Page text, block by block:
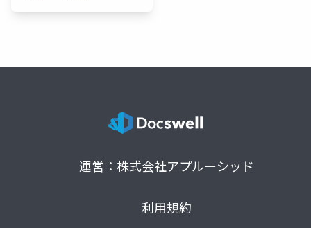
運営：株式会社アプルーシッド
利用規約